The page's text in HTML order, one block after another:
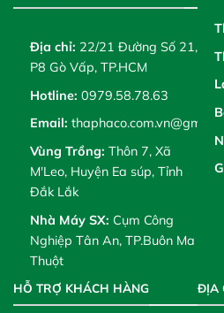
Địa chỉ: 22/21 Đường Số 21,
P8 Gò Vấp, TP.HCM
Hotline: 0979.58.78.63
Email:
Vùng Trồng: Thôn 7, Xã
M'Leo, Huyện Ea súp, Tỉnh
Đắk Lắk
Nhà Máy SX: Cụm Công
Nghiệp Tân An, TP.Buôn Ma
Thuột
HỖ TRỢ KHÁCH HÀNG ĐỊA